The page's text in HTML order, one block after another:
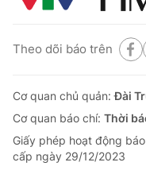
Theo dõi báo trên
Cơ quan chủ quản:Đài
Cơ quan báo chí: Thời
Giấy phép hoạt động
cấp ngày 29/12/2023